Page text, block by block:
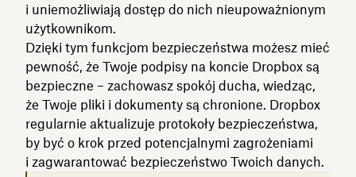
i uniemożliwiają dostęp do nich nieupoważnionym
użytkownikom.
Dzięki tym funkcjom bezpieczeństwa możesz mieć
pewność, że Twoje podpisy na koncie Dropbox są
bezpieczne – zachowasz spokój ducha, wiedząc,
że Twoje pliki i dokumenty są chronione. Dropbox
regularnie aktualizuje protokoły bezpieczeństwa,
by być o krok przed potencjalnymi zagrożeniami
i zagwarantować bezpieczeństwo Twoich danych.